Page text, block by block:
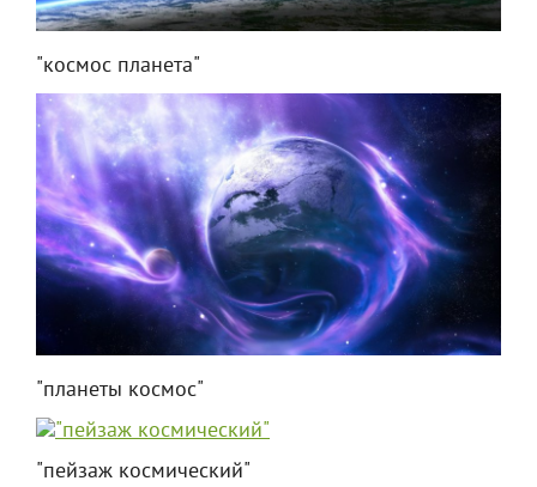
"космос планета"
"планеты космос"
"пейзаж космический"